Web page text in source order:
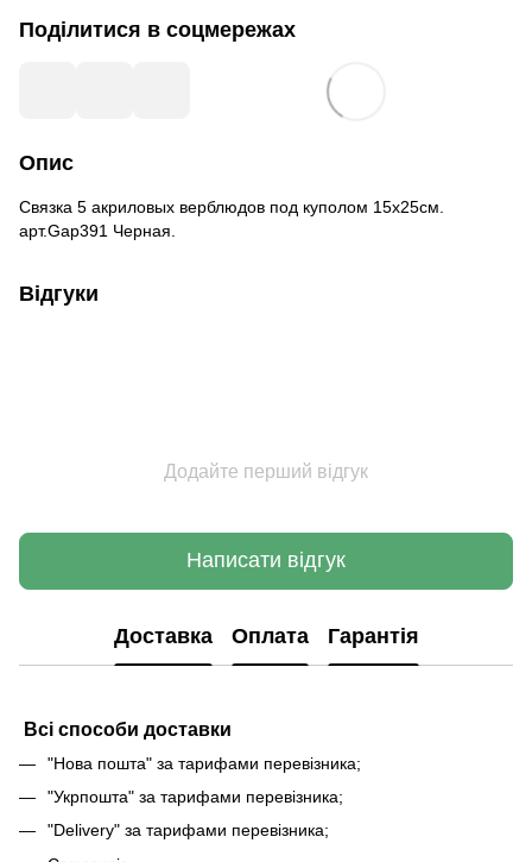
Поділитися в соцмережах
Опис
Связка 5 акриловых верблюдов под куполом 15х25см.
арт.Gap391 Черная.
Відгуки
Додайте перший відгук
Написати відгук
Доставка Оплата Гарантія
Всі способи доставки
"Нова пошта" за тарифами перевізника;
"Укрпошта" за тарифами перевізника;
"Delivery" за тарифами перевізника;